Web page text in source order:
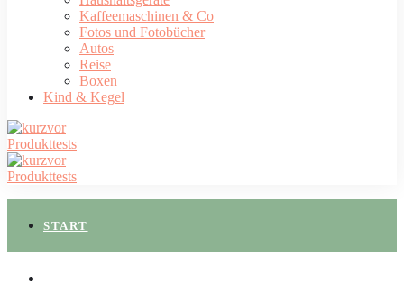
Kaffeemaschinen & Co
Fotos und Fotobücher
Autos
Reise
Boxen
Kind & Kegel
START